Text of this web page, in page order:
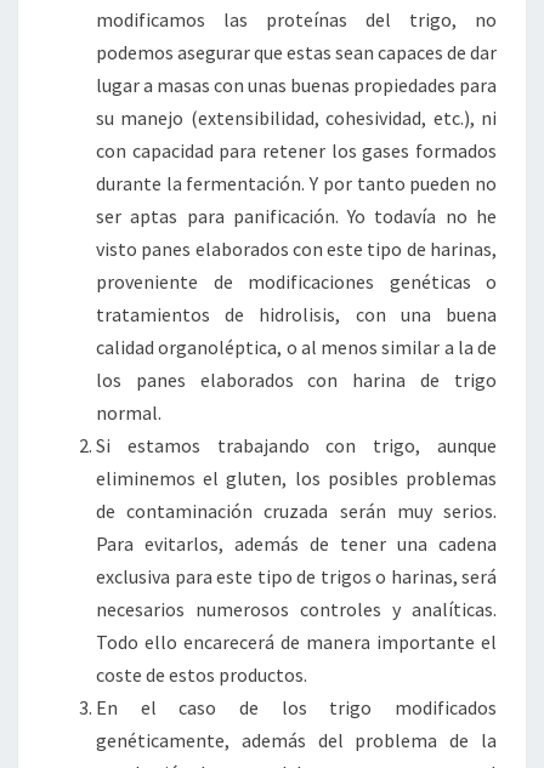
modificamos las proteínas del trigo, no
podemos asegurar que estas sean capaces de dar
lugar a masas con unas buenas propiedades para
su manejo (extensibilidad, cohesividad, etc.), ni
con capacidad para retener los gases formados
durante la fermentación. Y por tanto pueden no
ser aptas para panificación. Yo todavía no he
visto panes elaborados con este tipo de harinas,
proveniente de modificaciones genéticas o
tratamientos de hidrolisis, con una buena
calidad organoléptica, o al menos similar a la de
los panes elaborados con harina de trigo
normal.
Si estamos trabajando con trigo, aunque
eliminemos el gluten, los posibles problemas
de contaminación cruzada serán muy serios.
Para evitarlos, además de tener una cadena
exclusiva para este tipo de trigos o harinas, será
necesarios numerosos controles y analíticas.
Todo ello encarecerá de manera importante el
coste de estos productos.
En el caso de los trigo modificados
genéticamente, además del problema de la